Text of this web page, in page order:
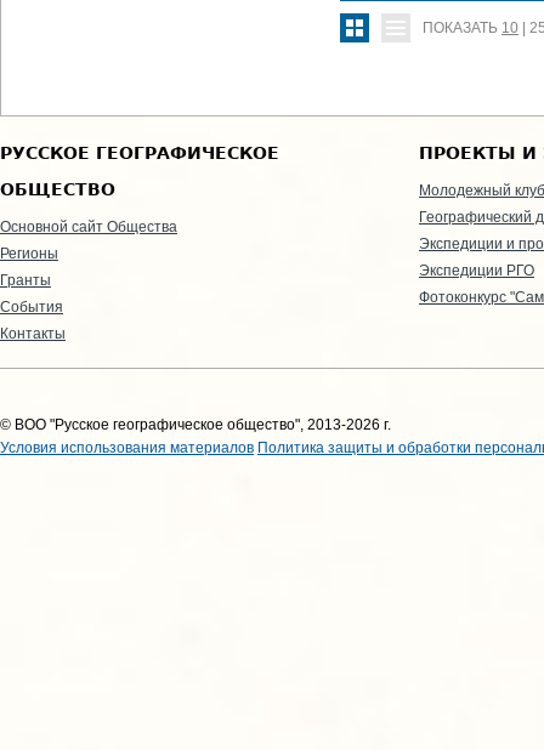
ПОКАЗАТЬ 10
РУССКОЕ ГЕОГРАФИЧЕСКОЕ
ОБЩЕСТВО
Основной сайт Общества
Регионы
Гранты
События
Контакты
ПРОЕКТЫ И
Молодежный клуб
Географический
Экспедиции и
Экспедиции РГО
Фотоконкурс
© ВОО "Русское географическое общество", 2013-2026 г.
Условия использования материалов Политика защиты и обработки